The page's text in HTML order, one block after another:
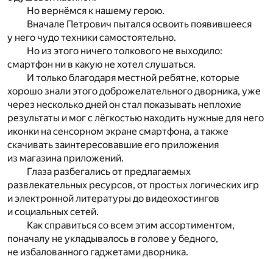
Но вернёмся к нашему герою.
Вначале Петрович пытался освоить появившееся
у него чудо техники самостоятельно.
Но из этого ничего толкового не выходило:
смартфон ни в какую не хотел слушаться.
И только благодаря местной ребятне, которые
хорошо знали этого доброжелательного дворника, уже
через несколько дней он стал показывать неплохие
результаты и мог с лёгкостью находить нужные для него
иконки на сенсорном экране смартфона, а также
скачивать заинтересовавшие его приложения
из магазина приложений.
Глаза разбегались от предлагаемых
развлекательных ресурсов, от простых логических игр
и электронной литературы до видеохостингов
и социальных сетей.
Как справиться со всем этим ассортиментом,
поначалу не укладывалось в голове у бедного,
не избалованного гаджетами дворника.